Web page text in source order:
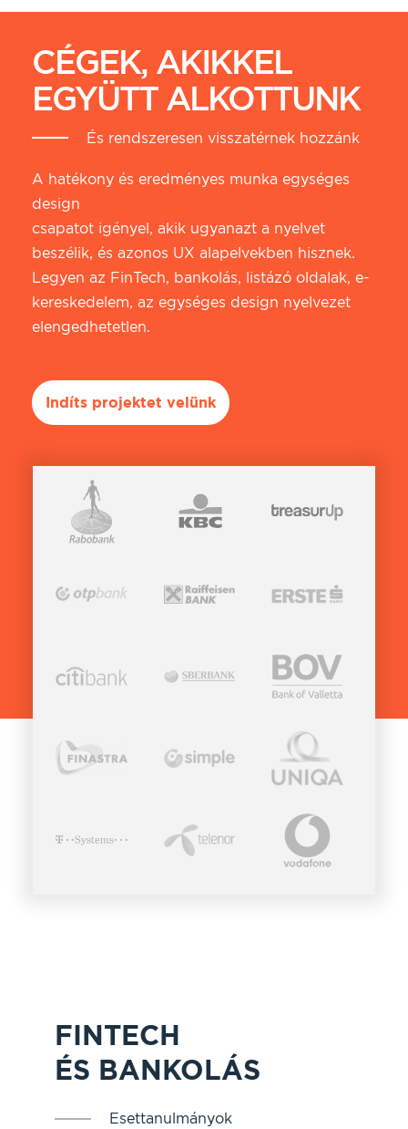
CÉGEK, AKIKKEL
EGYÜTT ALKOTTUNK
És rendszeresen visszatérnek hozzánk
A hatékony és eredményes munka egységes
design
csapatot igényel, akik ugyanazt a nyelvet
beszélik, és azonos UX alapelvekben hisznek.
Legyen az FinTech, bankolás, listázó oldalak, e-
kereskedelem, az egységes design nyelvezet
elengedhetetlen.
Indíts projektet velünk
FINTECH
ÉS BANKOLÁS
Esettanulmányok